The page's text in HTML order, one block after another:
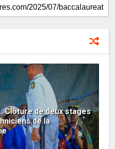
Clôture de deux stages
de la